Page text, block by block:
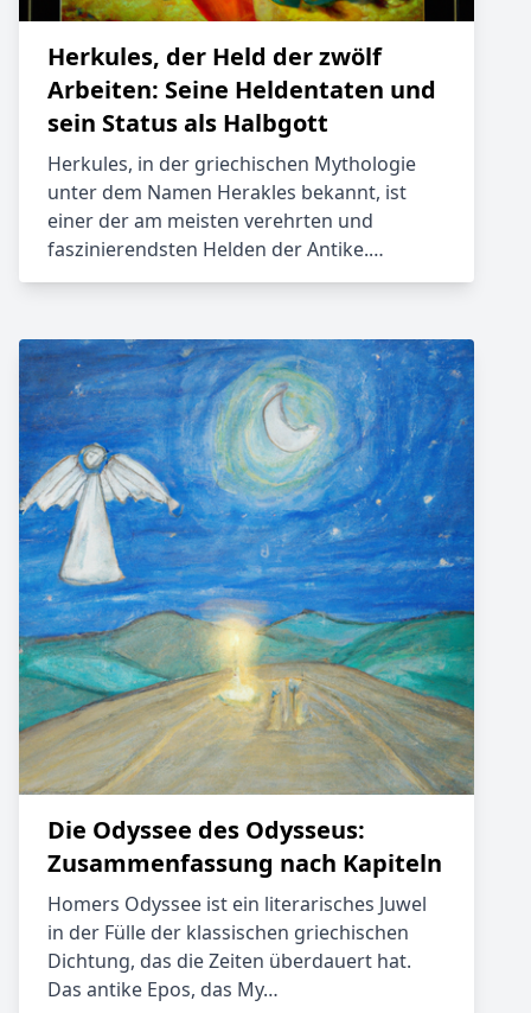
Herkules, der Held der zwölf
Arbeiten: Seine Heldentaten und
sein Status als Halbgott
Herkules, in der griechischen Mythologie
unter dem Namen Herakles bekannt, ist
einer der am meisten verehrten und
faszinierendsten Helden der Antike.…
Die Odyssee des Odysseus:
Zusammenfassung nach Kapiteln
Homers Odyssee ist ein literarisches Juwel
in der Fülle der klassischen griechischen
Dichtung, das die Zeiten überdauert hat.
Das antike Epos, das My…